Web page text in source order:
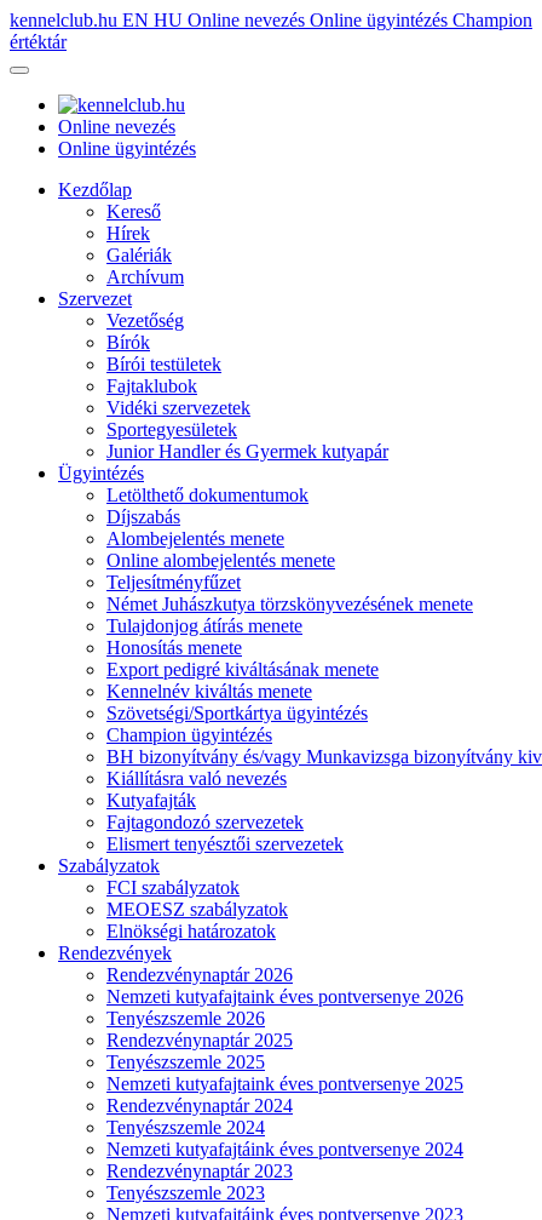
kennelclub.hu EN HU Online nevezés Online ügyintézés Champion
értéktár
Online nevezés
Online ügyintézés
Kezdőlap
Kereső
Hírek
Galériák
Archívum
Szervezet
Vezetőség
Bírók
Bírói testületek
Fajtaklubok
Vidéki szervezetek
Sportegyesületek
Junior Handler és Gyermek kutyapár
Ügyintézés
Letölthető dokumentumok
Díjszabás
Alombejelentés menete
Online alombejelentés menete
Teljesítményfűzet
Német Juhászkutya törzskönyvezésének menete
Tulajdonjog átírás menete
Honosítás menete
Export pedigré kiváltásának menete
Kennelnév kiváltás menete
Szövetségi/Sportkártya ügyintézés
Champion ügyintézés
BH bizonyítvány és/vagy Munkavizsga bizonyítvány
Kiállításra való nevezés
Kutyafajták
Fajtagondozó szervezetek
Elismert tenyésztői szervezetek
Szabályzatok
FCI szabályzatok
MEOESZ szabályzatok
Elnökségi határozatok
Rendezvények
Rendezvénynaptár 2026
Nemzeti kutyafajtaink éves pontversenye 2026
Tenyészszemle 2026
Rendezvénynaptár 2025
Tenyészszemle 2025
Nemzeti kutyafajtaink éves pontversenye 2025
Rendezvénynaptár 2024
Tenyészszemle 2024
Nemzeti kutyafajtáink éves pontversenye 2024
Rendezvénynaptár 2023
Tenyészszemle 2023
Nemzeti kutyafajtáink éves pontversenye 2023